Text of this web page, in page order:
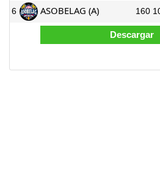
6 ASOBELAG (A) 160